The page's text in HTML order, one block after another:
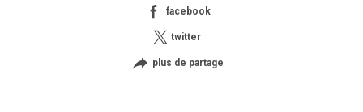
facebook
twitter
plus de partage